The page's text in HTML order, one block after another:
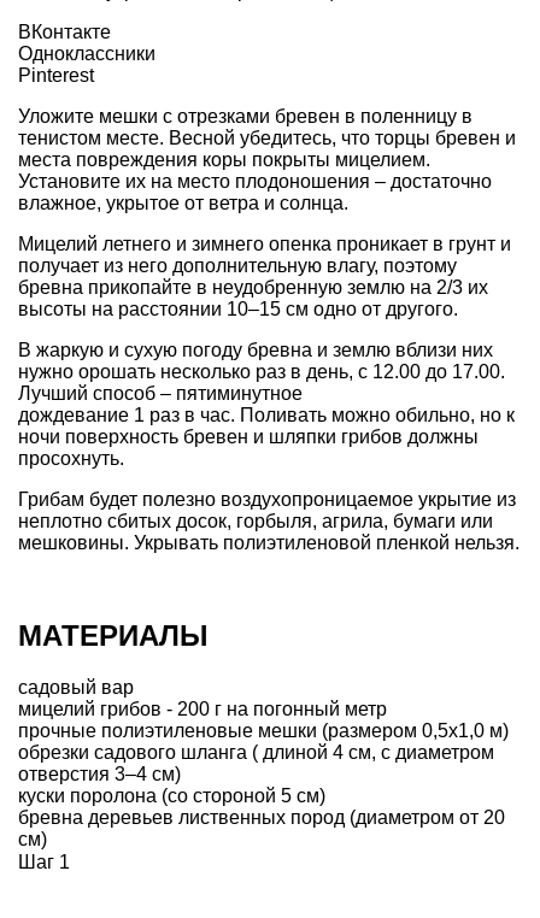
ВКонтакте
Одноклассники
Pinterest
Уложите мешки с отрезками бревен в поленницу в
тенистом месте. Весной убедитесь, что торцы бревен и
места повреждения коры покрыты мицелием.
Установите их на место плодоношения – достаточно
влажное, укрытое от ветра и солнца.
Мицелий летнего и зимнего опенка проникает в грунт и
получает из него дополнительную влагу, поэтому
бревна прикопайте в неудобренную землю на 2/3 их
высоты на расстоянии 10–15 см одно от другого.
В жаркую и сухую погоду бревна и землю вблизи них
нужно орошать несколько раз в день, с 12.00 до 17.00.
Лучший способ – пятиминутное
дождевание 1 раз в час. Поливать можно обильно, но к
ночи поверхность бревен и шляпки грибов должны
просохнуть.
Грибам будет полезно воздухопроницаемое укрытие из
неплотно сбитых досок, горбыля, агрила, бумаги или
мешковины. Укрывать полиэтиленовой пленкой нельзя.
МАТЕРИАЛЫ
садовый вар
мицелий грибов - 200 г на погонный метр
прочные полиэтиленовые мешки (размером 0,5х1,0 м)
обрезки садового шланга ( длиной 4 см, с диаметром
отверстия 3–4 см)
куски поролона (со стороной 5 см)
бревна деревьев лиственных пород (диаметром от 20
см)
Шаг 1